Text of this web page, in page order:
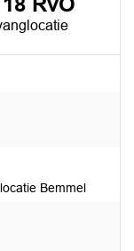
Bemmel